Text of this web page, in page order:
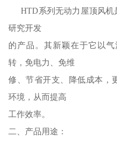
HTD系列无动力屋顶风机
研究开发
的产品。其新颖在于它以
转，免电力、免维
修、节省开支、降低成本，
环境，从而提高
工作效率。
二、产品用途：